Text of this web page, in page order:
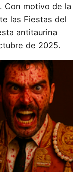
Con motivo de la
las Fiestas del
antitaurina
de 2025.